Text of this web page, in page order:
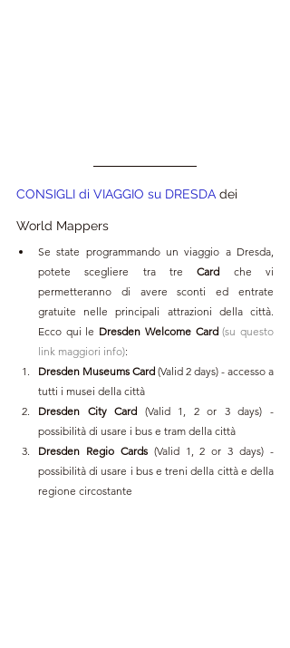
CONSIGLI di VIAGGIO su DRESDA dei
World Mappers
Se state programmando un viaggio a Dresda,
potete scegliere tra tre Card che vi
permetteranno di avere sconti ed entrate
gratuite nelle principali attrazioni della città.
Ecco qui le Dresden Welcome Card (su questo
link maggiori info):
Dresden Museums Card (Valid 2 days) - accesso a
tutti i musei della città
Dresden City Card (Valid 1, 2 or 3 days) -
possibilità di usare i bus e tram della città
Dresden Regio Cards (Valid 1, 2 or 3 days) -
possibilità di usare i bus e treni della città e della
regione circostante